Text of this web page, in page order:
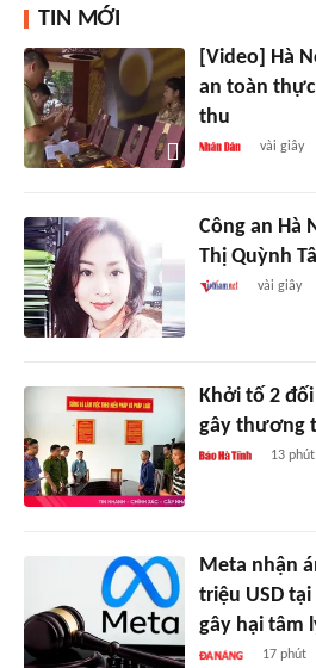
TIN MỚI
[Video] Hà
an toàn
thu
vài giây
Công an Hà
Thị Quỳnh
vài giây
Khởi tố 2
gây thương
13 phút
Meta nhận
triệu USD
gây hại tâm
17 phút